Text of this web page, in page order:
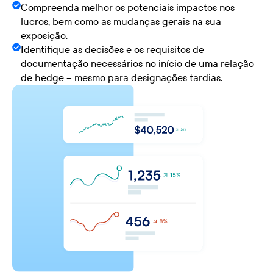
Compreenda melhor os potenciais impactos nos
lucros, bem como as mudanças gerais na sua
exposição.
Identifique as decisões e os requisitos de
documentação necessários no início de uma relação
de hedge – mesmo para designações tardias.